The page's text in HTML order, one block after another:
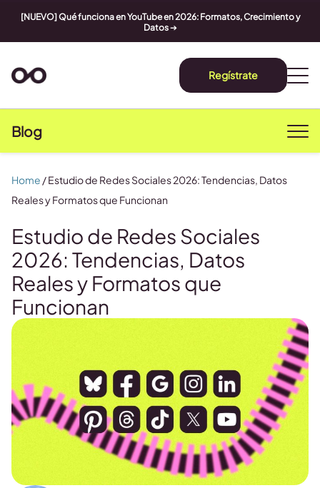
[NUEVO] Qué funciona en YouTube en 2026: Formatos, Crecimiento y
Datos➔
Regístrate
Blog
Estudio de Redes Sociales
2026: Tendencias, Datos
Reales y Formatos que
Funcionan
Home /Estudio de Redes Sociales 2026: Tendencias, Datos
Reales y Formatos que Funcionan